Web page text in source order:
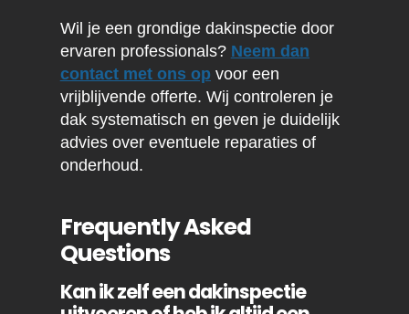
Wil je een grondige dakinspectie door
ervaren professionals? Neem dan
contact met ons opvoor een
vrijblijvende offerte. Wij controleren je
dak systematisch en geven je duidelijk
advies over eventuele reparaties of
onderhoud.
Frequently Asked
Questions
Kan ik zelf een dakinspectie